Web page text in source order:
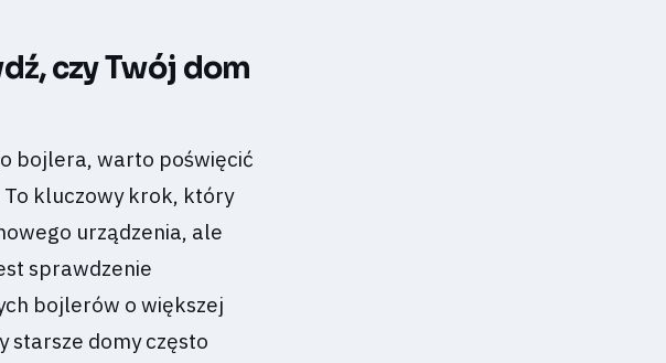
czy Twój dom
bojlera, warto poświęcić
kluczowy krok, który
urządzenia, ale
sprawdzenie
bojlerów o większej
starsze domy często